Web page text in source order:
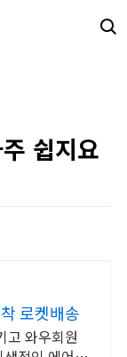
쉽지요
로켓배송
고 와우회원